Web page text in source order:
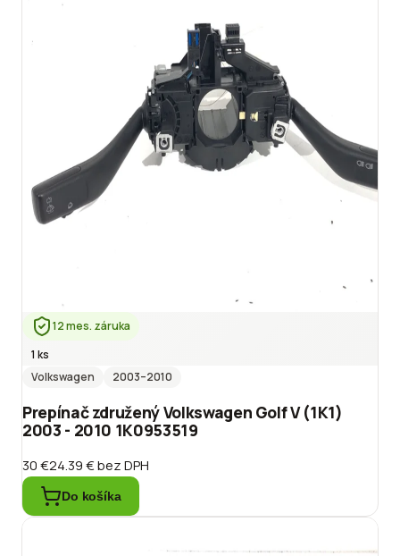
12 mes. záruka
1 ks
Volkswagen
2003–2010
Prepínač združený Volkswagen Golf V (1K1)
2003 - 2010 1K0953519
30 €24.39 €bez DPH
Do košíka